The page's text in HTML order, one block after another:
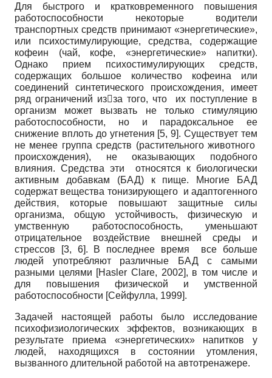
Для быстрого и кратковременного повышения
работоспособности некоторые водители
транспортных средств принимают «энергетические»,
или психостимулирующие, средства, содержащие
кофеин (чай, кофе, «энергетические» напитки).
Однако прием психостимулирующих средств,
содержащих большое количество кофеина или
соединений синтетического происхождения, имеет
ряд ограничений изза того, что их поступление в
организм может вызвать не только стимуляцию
работоспособности, но и парадоксальное ее
снижение вплоть до угнетения [5, 9]. Существует тем
не менее группа средств (растительного животного
происхождения), не оказывающих подобного
влияния. Средства эти относятся к биологически
активным добавкам (БАД) к пище. Многие БАД
содержат вещества тонизирующего и адаптогенного
действия, которые повышают защитные силы
организма, общую устойчивость, физическую и
умственную работоспособность, уменьшают
отрицательное воздействие внешней среды и
стрессов [3, 6]. В последнее время все больше
людей употребляют различные БАД с самыми
разными целями [Hasler Clare, 2002], в том числе и
для повышения физической и умственной
работоспособности [Сейфулла, 1999].
Задачей настоящей работы было исследование
психофизиологических эффектов, возникающих в
результате приема «энергетических» напитков у
людей, находящихся в состоянии утомления,
вызванного длительной работой на автотренажере.